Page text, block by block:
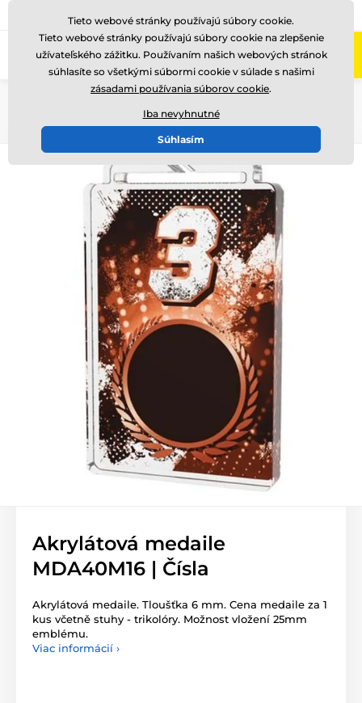
Zavolajte nám (Po-Pi 8-17) +421220255160
Akrylátová medaile
MDA40M16 | Čísla
Akrylátová medaile. Tloušťka 6 mm. Cena medaile za 1
kus včetně stuhy - trikolóry. Možnost vložení 25mm
emblému.
Viac informácií ›
Tieto webové stránky používajú súbory cookie.
Tieto webové stránky používajú súbory cookie na zlepšenie
užívateľského zážitku. Používaním našich webových stránok
súhlasíte so všetkými súbormi cookie v súlade s našimi
zásadami používania súborov cookie.
Iba nevyhnutné
Súhlasím